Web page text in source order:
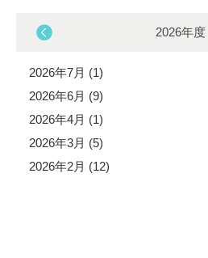
2026年度
2026年7月 (1)
2026年6月 (9)
2026年4月 (1)
2026年3月 (5)
2026年2月 (12)